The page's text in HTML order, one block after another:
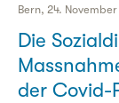
Bern, 24.
Die
der Covid-